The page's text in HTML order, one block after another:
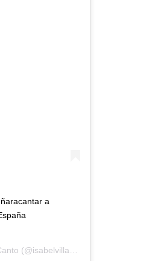
a
(@isabelvillagar) el